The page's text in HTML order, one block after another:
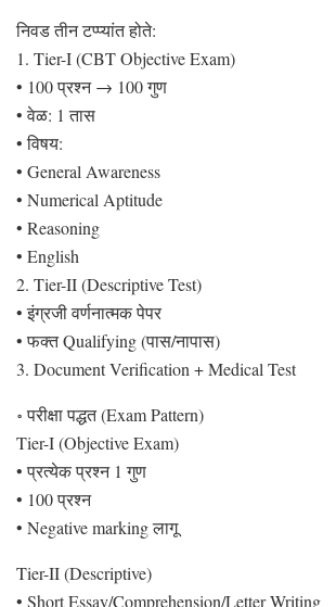
निवड तीन टप्प्यांत होते:
1. Tier-I (CBT Objective Exam)
• 100 प्रश्न → 100 गुण
• वेळ: 1 तास
• विषय:
• General Awareness
• Numerical Aptitude
• Reasoning
• English
2. Tier-II (Descriptive Test)
• इंग्रजी वर्णनात्मक पेपर
• फक्त Qualifying (पास/नापास)
3. Document Verification + Medical Test
॰ परीक्षा पद्धत (Exam Pattern)
Tier-I (Objective Exam)
• प्रत्येक प्रश्न 1 गुण
• 100 प्रश्न
• Negative marking लागू
Tier-II (Descriptive)
• Short Essay/Comprehension/Letter Writing